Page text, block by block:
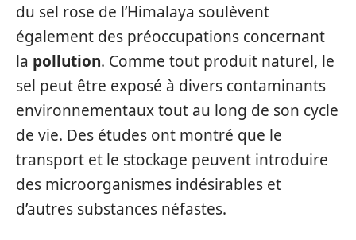
du sel rose de l’Himalaya soulèvent
également des préoccupations concernant
la pollution. Comme tout produit naturel, le
sel peut être exposé à divers contaminants
environnementaux tout au long de son cycle
de vie. Des études ont montré que le
transport et le stockage peuvent introduire
des microorganismes indésirables et
d’autres substances néfastes.